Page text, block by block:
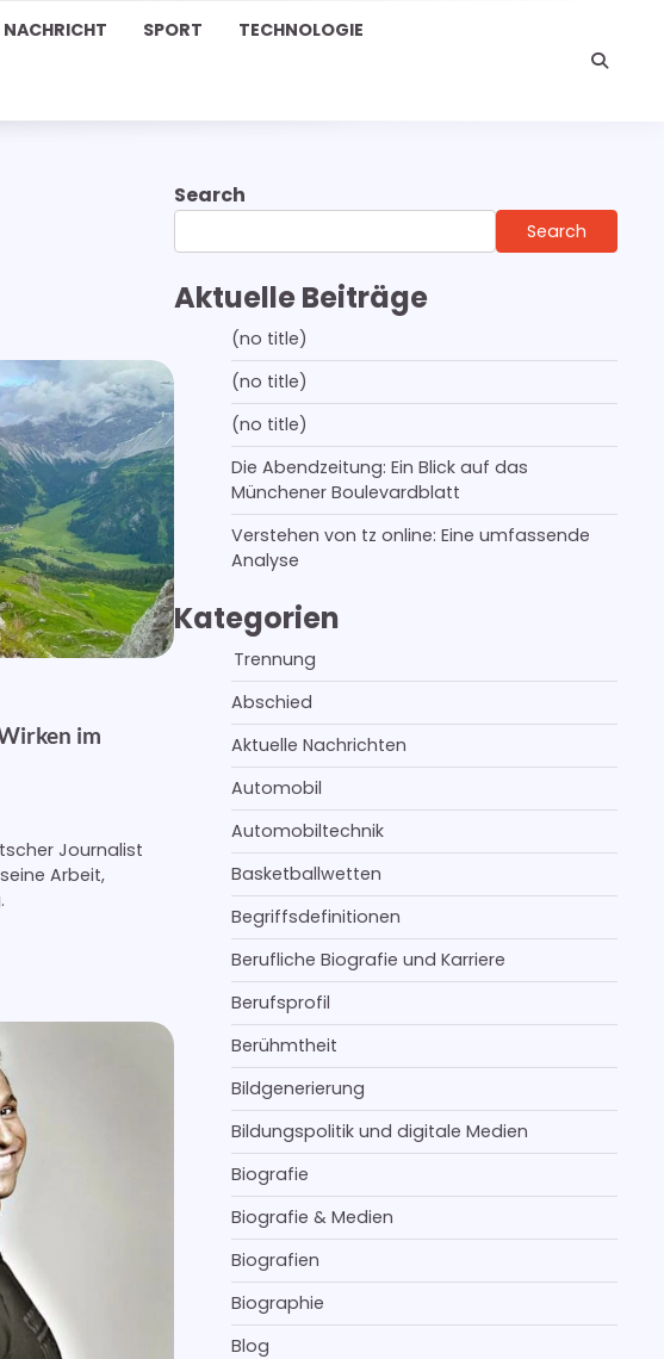
NACHRICHT SPORT TECHNOLOGIE
im
Journalist
Arbeit,
Search
Search
Aktuelle Beiträge
(no title)
(no title)
(no title)
Die Abendzeitung: Ein Blick auf das
Münchener Boulevardblatt
Verstehen von tz online: Eine umfassende
Analyse
Kategorien
Trennung
Abschied
Aktuelle Nachrichten
Automobil
Automobiltechnik
Basketballwetten
Begriffsdefinitionen
Berufliche Biografie und Karriere
Berufsprofil
Berühmtheit
Bildgenerierung
Bildungspolitik und digitale Medien
Biografie
Biografie & Medien
Biografien
Biographie
Blog